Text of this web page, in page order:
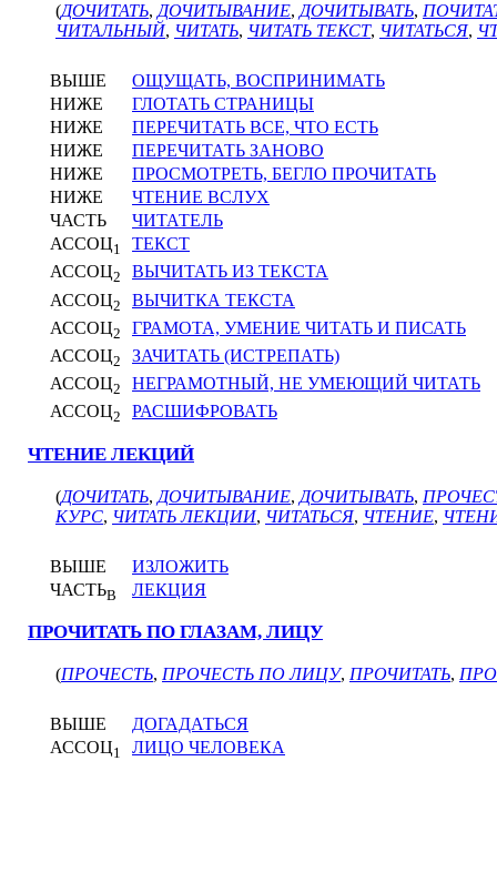
(ДОЧИТАТЬ, ДОЧИТЫВАНИЕ, ДОЧИТЫВАТЬ,
ЧИТАЛЬНЫЙ, ЧИТАТЬ, ЧИТАТЬ ТЕКСТ, ЧИТАТЬСЯ,
ВЫШЕ
ОЩУЩАТЬ, ВОСПРИНИМАТЬ
НИЖЕ
ГЛОТАТЬ СТРАНИЦЫ
НИЖЕ
ПЕРЕЧИТАТЬ ВСЕ, ЧТО ЕСТЬ
НИЖЕ
ПЕРЕЧИТАТЬ ЗАНОВО
НИЖЕ
ПРОСМОТРЕТЬ, БЕГЛО ПРОЧИТАТЬ
НИЖЕ
ЧТЕНИЕ ВСЛУХ
ЧАСТЬ
ЧИТАТЕЛЬ
АССОЦ1
ТЕКСТ
АССОЦ2
ВЫЧИТАТЬ ИЗ ТЕКСТА
АССОЦ2
ВЫЧИТКА ТЕКСТА
АССОЦ2
ГРАМОТА, УМЕНИЕ ЧИТАТЬ И ПИСАТЬ
АССОЦ2
ЗАЧИТАТЬ (ИСТРЕПАТЬ)
АССОЦ2
НЕГРАМОТНЫЙ, НЕ УМЕЮЩИЙ ЧИТАТЬ
АССОЦ2 РАСШИФРОВАТЬ
ЧТЕНИЕ ЛЕКЦИЙ
(ДОЧИТАТЬ, ДОЧИТЫВАНИЕ, ДОЧИТЫВАТЬ,
КУРС, ЧИТАТЬ ЛЕКЦИИ, ЧИТАТЬСЯ, ЧТЕНИЕ,
ВЫШЕ
ИЗЛОЖИТЬ
ЧАСТЬВ ЛЕКЦИЯ
ПРОЧИТАТЬ ПО ГЛАЗАМ, ЛИЦУ
(ПРОЧЕСТЬ, ПРОЧЕСТЬ ПО ЛИЦУ, ПРОЧИТАТЬ,
ВЫШЕ
ДОГАДАТЬСЯ
АССОЦ1 ЛИЦО ЧЕЛОВЕКА